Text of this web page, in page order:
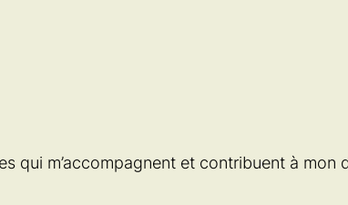
qui m’accompagnent et contribuent à